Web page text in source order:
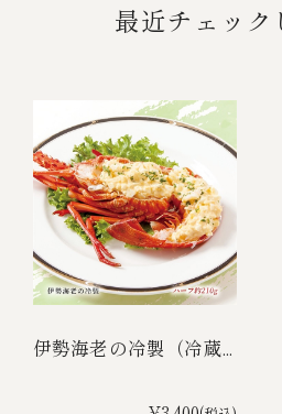
最近チェック
伊勢海老の冷製（冷蔵...